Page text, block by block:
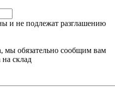
и не подлежат разглашению
мы обязательно сообщим вам
склад